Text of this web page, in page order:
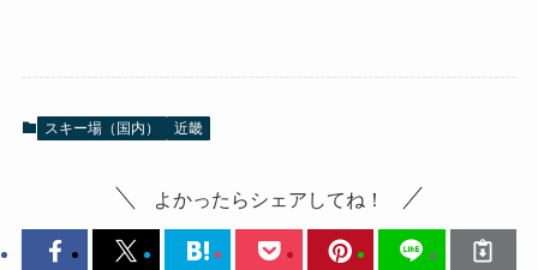
スキー場（国内） 近畿
よかったらシェアしてね！